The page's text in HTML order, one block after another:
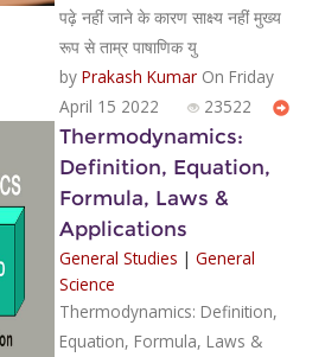
पढ़े नहीं जाने के कारण साक्ष्य नहीं मुख्य
रूप से ताम्र पाषाणिक यु
by Prakash KumarOn Friday
April 15 2022
23522
Thermodynamics:
Definition, Equation,
Formula, Laws &
Applications
General Studies | General
Science
Thermodynamics: Definition,
Equation, Formula, Laws &